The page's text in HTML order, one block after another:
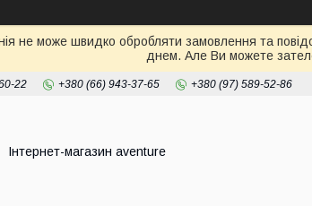
не може швидко обробляти замовлення та
днем. Але Ви можете
22 +380 (66) 943-37-65 +380 (97) 589-52-86
Інтернет-магазин aventure